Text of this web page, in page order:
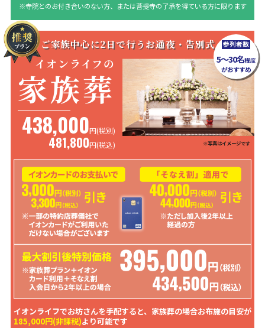
※寺院とのお付き合いのない方、または菩提寺の了承を得ている方に限ります
ご家族中心に2日で行うお通夜・告別式
イオンライフの
家族葬
438,000円(税別)
481,800円(税込) ※写真はイメージです
イオンライフでお坊さんを手配すると、家族葬の場合お布施の目安が
185,000円(非課税)より可能です
参列者数
5～30名程度
がおすすめ